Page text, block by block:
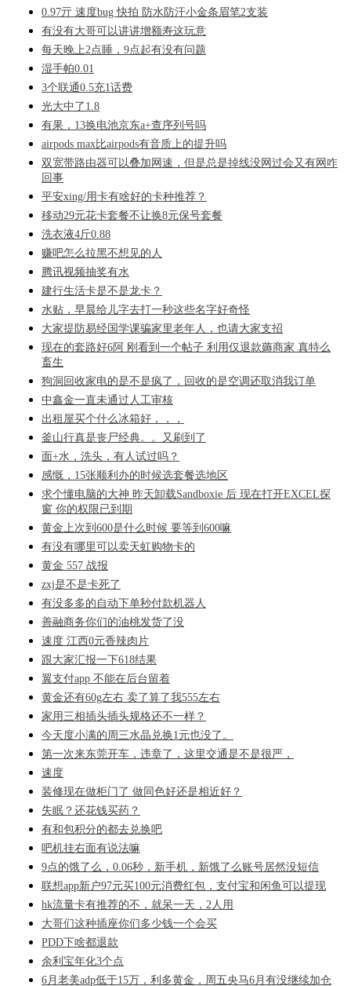
0.97亓 速度bug 快拍 防水防汗小金条眉笔2支装
有没有大哥可以讲讲增额寿这玩意
每天晚上2点睡，9点起有没有问题
湿手帕0.01
3个联通0.5充1话费
光大中了1.8
有果，13换电池京东a+查序列号吗
airpods max比airpods有音质上的提升吗
双宽带路由器可以叠加网速，但是总是掉线没网过会又有网咋
回事
平安xing/用卡有啥好的卡种推荐？
移动29元花卡套餐不让换8元保号套餐
洗衣液4斤0.88
赚吧怎么拉黑不想见的人
腾讯视频抽奖有水
建行生活卡是不是龙卡？
水贴，早晨给儿字去打一秒这些名字好奇怪
大家提防易经国学课骗家里老年人，也请大家支招
现在的套路好6阿 刚看到一个帖子 利用仅退款薅商家 真特么
畜生
狗洞回收家电的是不是疯了，回收的是空调还取消我订单
中鑫金一直未通过人工审核
出租屋买个什么冰箱好，，，
釜山行真是丧尸经典。。又刷到了
面+水，洗头，有人试过吗？
感慨，15张顺利办的时候选套餐选地区
求个懂电脑的大神 昨天卸载Sandboxie 后 现在打开EXCEL探
窗 你的权限已到期
黄金上次到600是什么时候 要等到600嘛
有没有哪里可以卖天虹购物卡的
黄金 557 战报
zxj是不是卡死了
有没多多的自动下单秒付款机器人
善融商务你们的油桃发货了没
速度 江西0元香辣肉片
跟大家汇报一下618结果
翼支付app 不能在后台留着
黄金还有60g左右 卖了算了我555左右
家用三相插头插头规格还不一样？
今天度小满的周三水晶兑换1元也没了。
第一次来东莞开车，违章了，这里交通是不是很严，
速度
装修现在做柜门了 做同色好还是相近好？
失眠？还花钱买药？
有和包积分的都去兑换吧
吧机挂右面有说法嘛
9点的饿了么，0.06秒，新手机，新饿了么账号居然没短信
联想app新户97元买100元消费红包，支付宝和闲鱼可以提现
hk流量卡有推荐的不，就呆一天，2人用
大哥们这种插座你们多少钱一个会买
PDD下啥都退款
余利宝年化3个点
6月老美adp低于15万，利多黄金，周五央马6月有没继续加仓